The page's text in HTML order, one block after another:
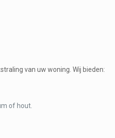
van uw woning. Wij bieden:
of hout.